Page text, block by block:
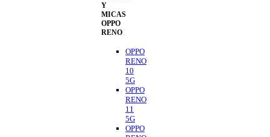
Y
MICAS
OPPO
RENO
OPPO
RENO
10
5G
OPPO
RENO
11
5G
OPPO